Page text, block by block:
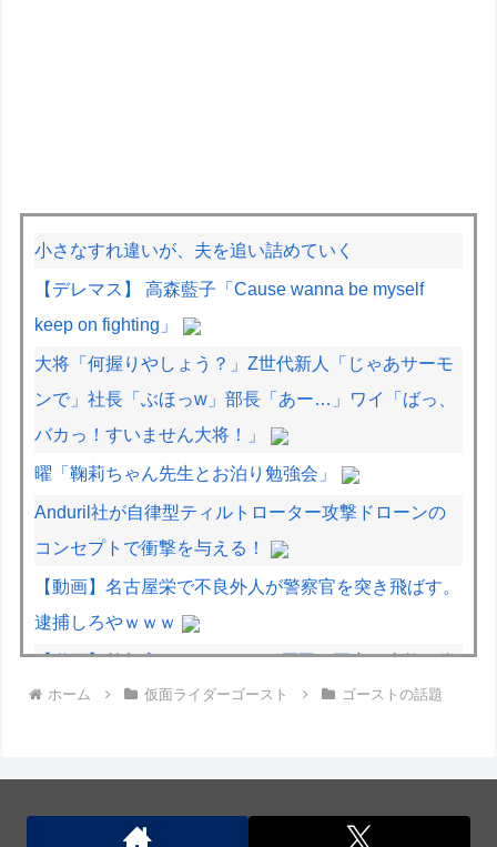
小さなすれ違いが、夫を追い詰めていく
【デレマス】 高森藍子「Cause wanna be myself
keep on fighting」
大将「何握りやしょう？」Z世代新人「じゃあサーモ
ンで」社長「ぶほっw」部長「あー…」ワイ「ばっ、
バカっ！すいません大将！」
曜「鞠莉ちゃん先生とお泊り勉強会」
Anduril社が自律型ティルトローター攻撃ドローンの
コンセプトで衝撃を与える！
【動画】名古屋栄で不良外人が警察官を突き飛ばす。
逮捕しろやｗｗｗ
【動画】首都高で4tトラックが原因の玉突き事故に巻
き込まれた軽バンの車載。
ホーム 仮面ライダーゴースト ゴーストの話題